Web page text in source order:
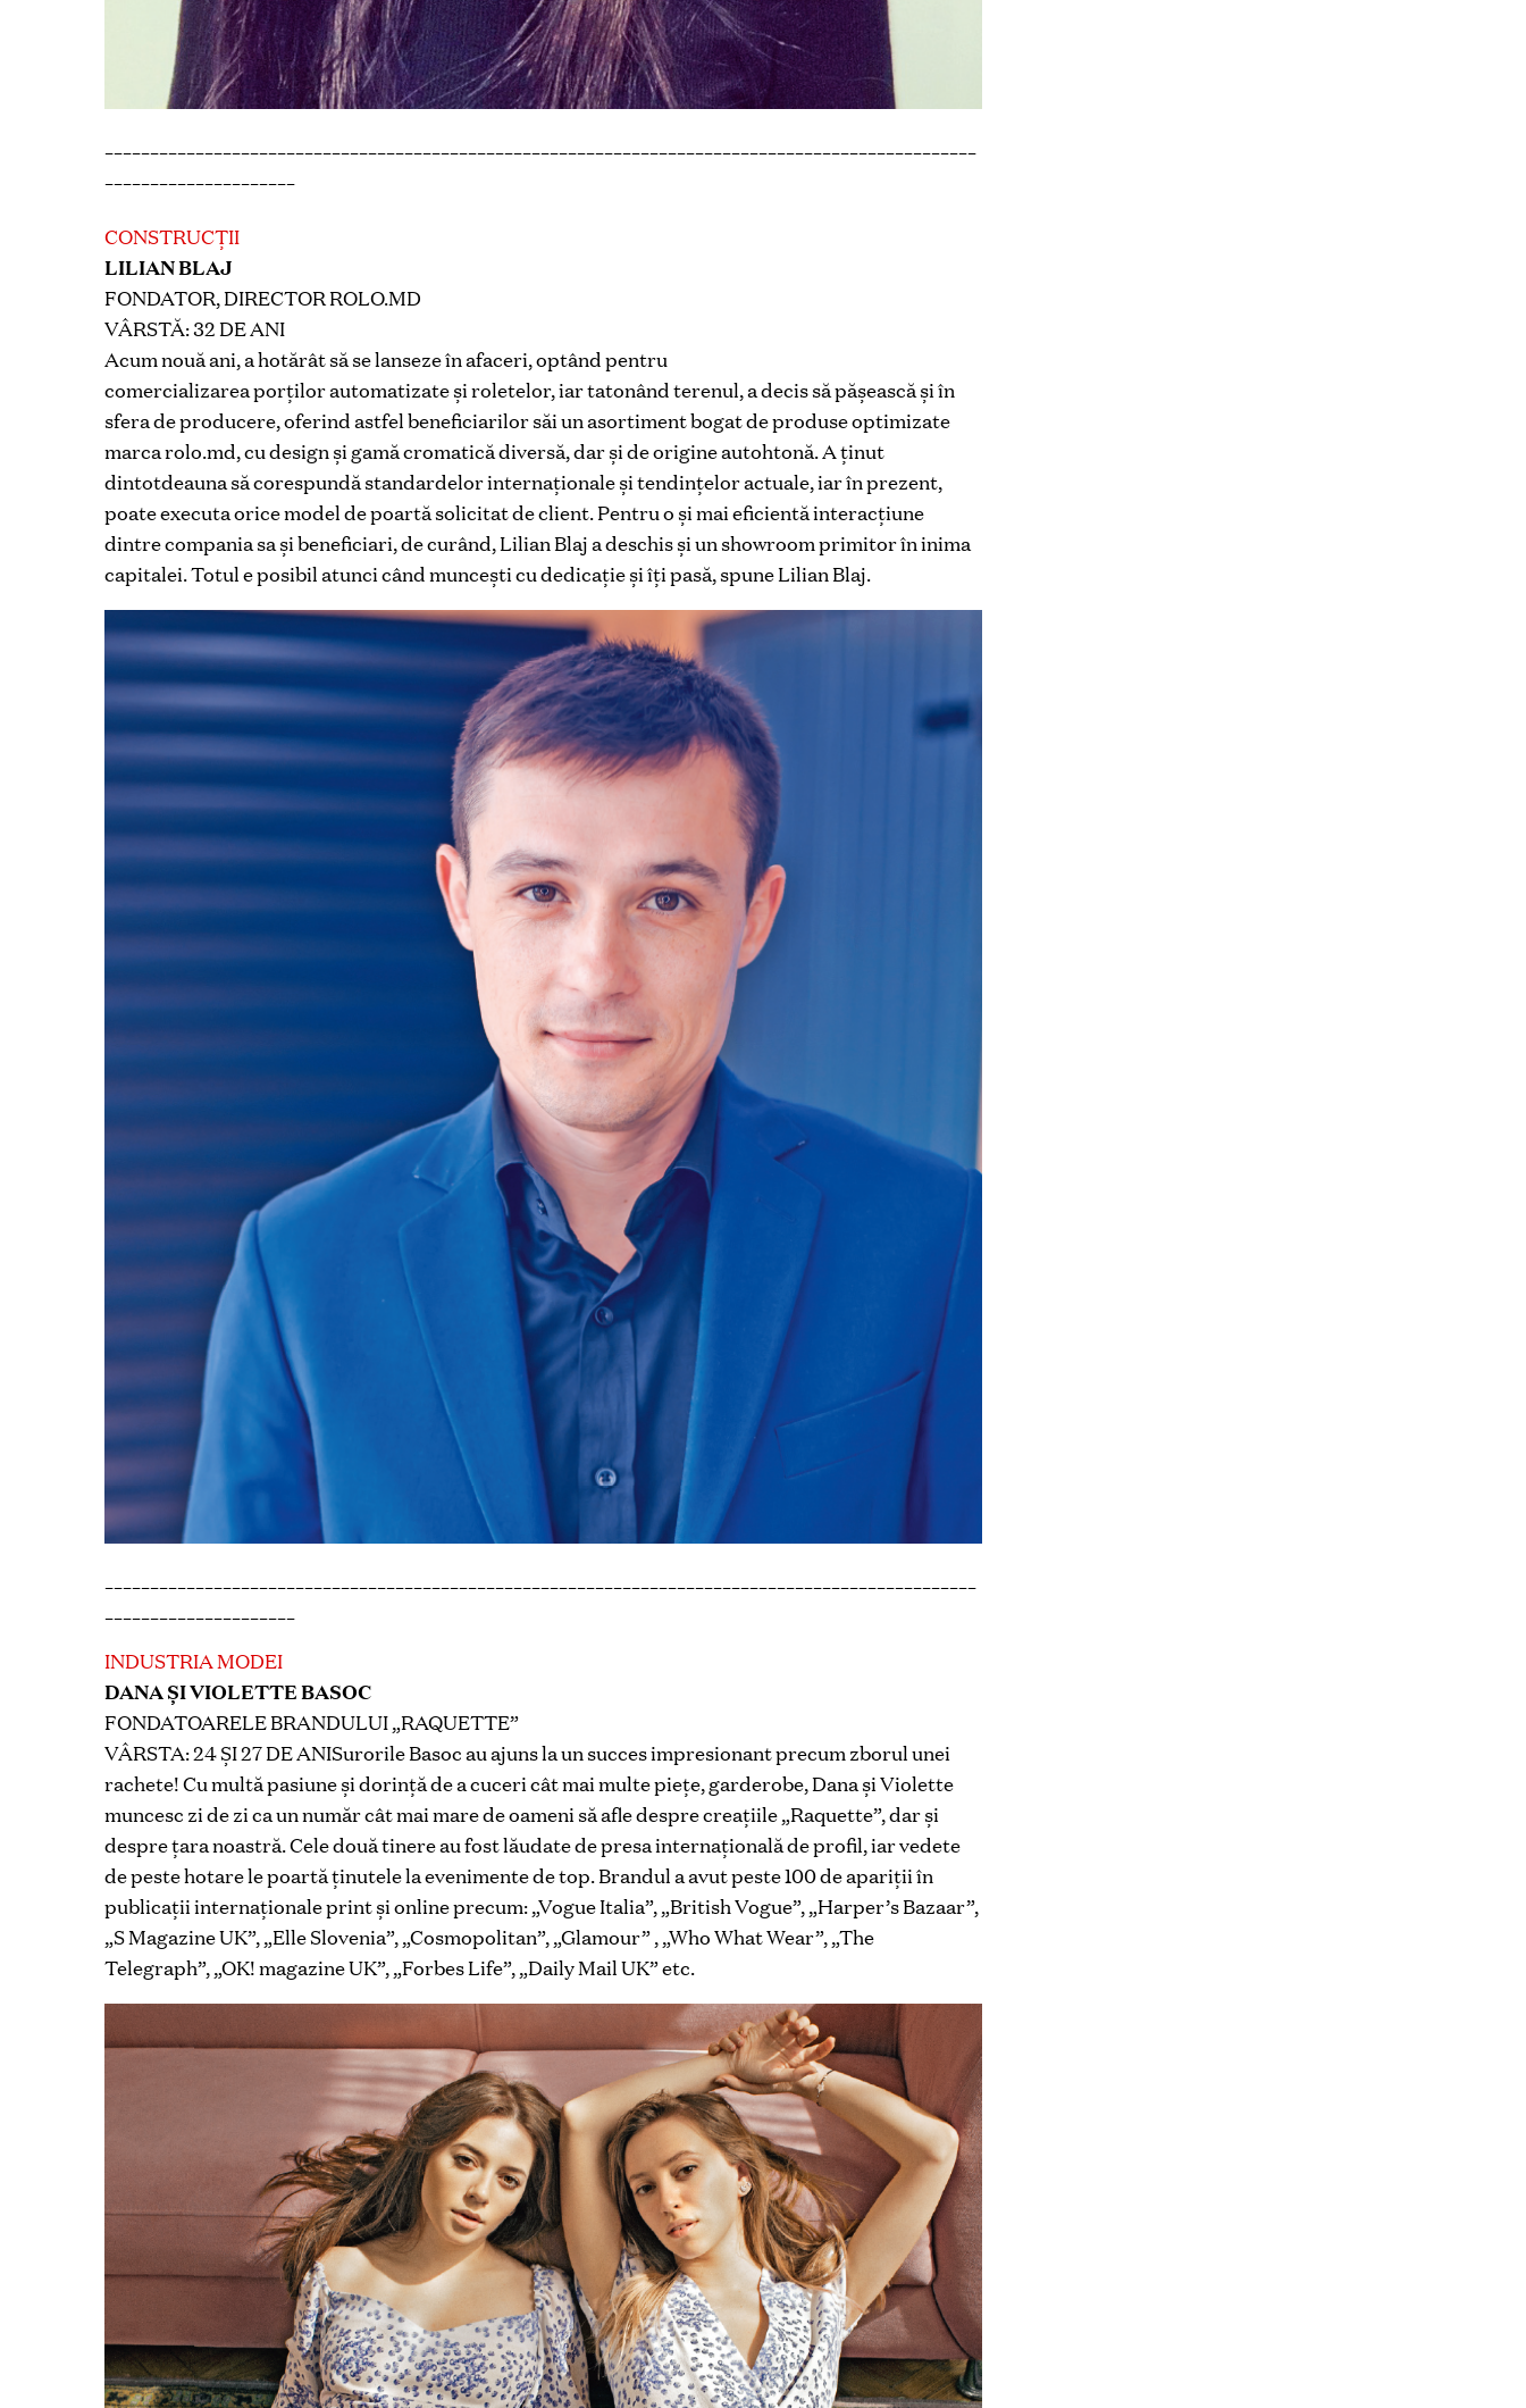
CONSTRUCŢII
LILIAN BLAJ
FONDATOR, DIRECTOR ROLO.MD
VÂRSTĂ: 32 DE ANI
Acum nouă ani, a hotărât să se lanseze în afaceri, optând pentru
comercializarea porților automatizate și roletelor, iar tatonând terenul, a decis să pășească și în
sfera de producere, oferind astfel beneficiarilor săi un asortiment bogat de produse optimizate
marca rolo.md, cu design și gamă cromatică diversă, dar și de origine autohtonă. A ținut
dintotdeauna să corespundă standardelor internaționale și tendințelor actuale, iar în prezent,
poate executa orice model de poartă solicitat de client. Pentru o și mai eficientă interacțiune
dintre compania sa și beneficiari, de curând, Lilian Blaj a deschis și un showroom primitor în inima
capitalei. Totul e posibil atunci când muncești cu dedicație și îți pasă, spune Lilian Blaj.
INDUSTRIA MODEI
DANA ŞI VIOLETTE BASOC
FONDATOARELE BRANDULUI „RAQUETTE”
VÂRSTA: 24 ŞI 27 DE ANISurorile Basoc au ajuns la un succes impresionant precum zborul unei
rachete! Cu multă pasiune şi dorinţă de a cuceri cât mai multe pieţe, garderobe, Dana şi Violette
muncesc zi de zi ca un număr cât mai mare de oameni să afle despre creaţiile „Raquette”, dar şi
despre ţara noastră. Cele două tinere au fost lăudate de presa internaţională de profil, iar vedete
de peste hotare le poartă ţinutele la evenimente de top. Brandul a avut peste 100 de apariţii în
publicaţii internaţionale print şi online precum: „Vogue Italia”, „British Vogue”, „Harper’s Bazaar”,
„S Magazine UK”, „Elle Slovenia”, „Cosmopolitan”, „Glamour” , „Who What Wear”, „The
Telegraph”, „OK! magazine UK”, „Forbes Life”, „Daily Mail UK” etc.